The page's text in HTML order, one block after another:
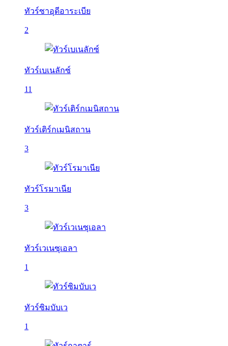
ทัวร์ซาอุดีอาระเบีย
2
ทัวร์เบเนลักซ์
11
ทัวร์เติร์กเมนิสถาน
3
ทัวร์โรมาเนีย
3
ทัวร์เวเนซุเอลา
1
ทัวร์ซิมบับเว
1